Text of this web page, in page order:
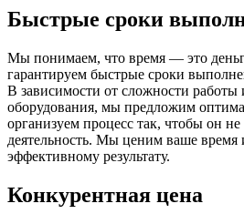
Быстрые сроки
Мы понимаем, что время — это
гарантируем быстрые сроки
В зависимости от сложности работы
оборудования, мы предложим
организуем процесс так, чтобы он
деятельность. Мы ценим ваше время
эффективному результату.
Конкурентная цена